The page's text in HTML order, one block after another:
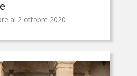
al 2 ottobre 2020